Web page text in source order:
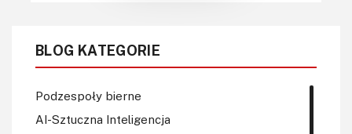
BLOG KATEGORIE
Podzespoły bierne
AI-Sztuczna Inteligencja